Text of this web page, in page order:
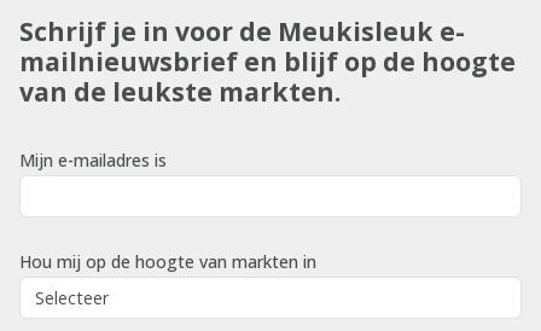
Schrijf je in voor de Meukisleuk e-
mailnieuwsbrief en blijf op de hoogte
van de leukste markten.
Mijn e-mailadres is
Hou mij op de hoogte van markten in